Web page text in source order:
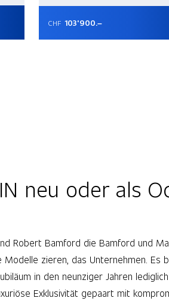
CHF 103'900.–
neu oder als
Robert Bamford die Bamford und
Modelle zieren, das Unternehmen.
in den neunziger Jahren
Exklusivität gepaart mit